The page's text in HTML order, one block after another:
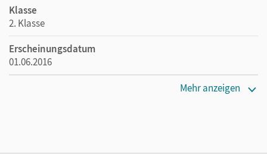
Klasse
2. Klasse
Erscheinungsdatum
01.06.2016
Mehr anzeigen